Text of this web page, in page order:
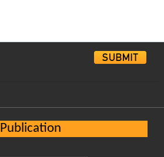
Publication